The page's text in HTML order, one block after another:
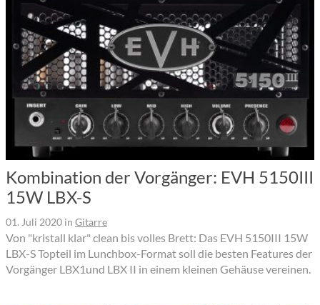
Kombination der Vorgänger: EVH 5150III
15W LBX-S
01. Juli 2020 in Gitarre
Von "kristall klar" clean bis volles Brett: Das EVH 5150III 15W
LBX-S Topteil im Lunchbox-Format soll die besten Features der
Vorgänger LBX1und LBX II in einem kleinen Gehäuse vereinen.